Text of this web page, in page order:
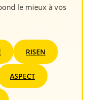
le mieux à vos
RISEN
ASPECT